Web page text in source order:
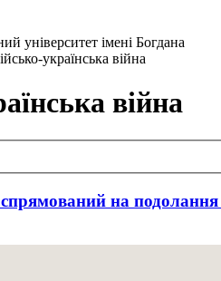
університет імені Богдана
українська війна
війна
на подолання